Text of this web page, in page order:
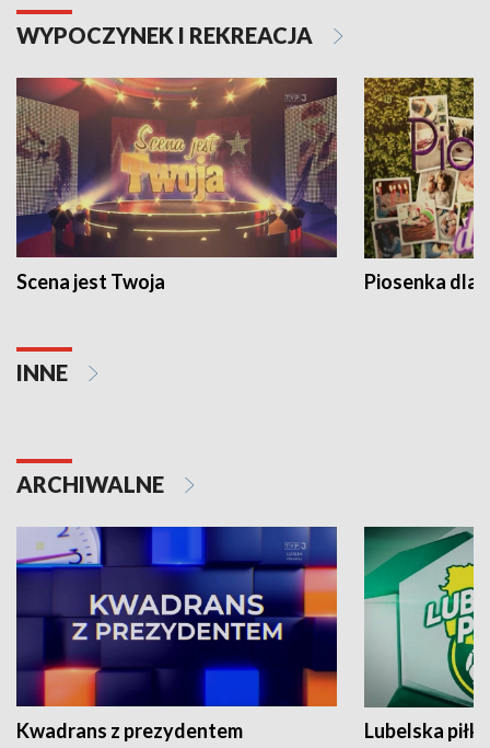
WYPOCZYNEK I REKREACJA
Scena jest Twoja Piosenka dla
INNE
ARCHIWALNE
Kwadrans z prezydentem Lubelska piłka